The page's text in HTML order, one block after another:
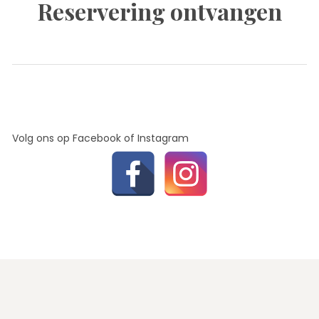
Reservering ontvangen
Volg ons op Facebook of Instagram